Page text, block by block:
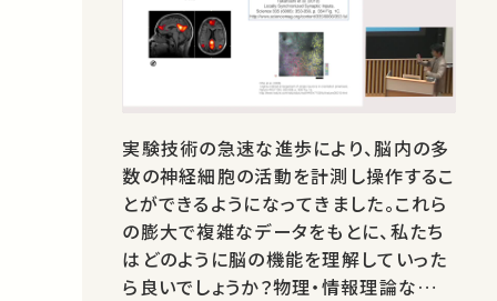
実験技術の急速な進歩により、脳内の多
数の神経細胞の活動を計測し操作するこ
とができるようになってきました。これら
の膨大で複雑なデータをもとに、私たち
はどのように脳の機能を理解していった
ら良いでしょうか？物理・情報理論などで